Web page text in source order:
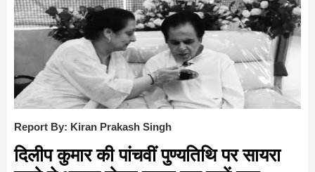
Report By: Kiran Prakash Singh
दिलीप कुमार की पांचवीं पुण्यतिथि पर सायरा